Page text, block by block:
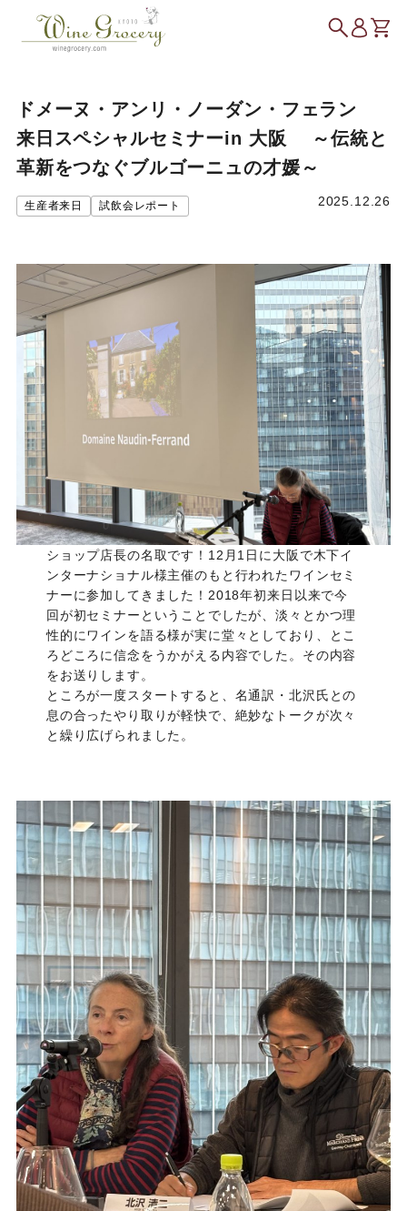
ドメーヌ・アンリ・ノーダン・フェラン
来日スペシャルセミナーin 大阪 ～伝統と
革新をつなぐブルゴーニュの才媛～
生産者来日 試飲会レポート 2025.12.26
ショップ店長の名取です！12月1日に大阪で木下イ
ンターナショナル様主催のもと行われたワインセミ
ナーに参加してきました！2018年初来日以来で今
回が初セミナーということでしたが、淡々とかつ理
性的にワインを語る様が実に堂々としており、とこ
ろどころに信念をうかがえる内容でした。その内容
をお送りします。
ところが一度スタートすると、名通訳・北沢氏との
息の合ったやり取りが軽快で、絶妙なトークが次々
と繰り広げられました。